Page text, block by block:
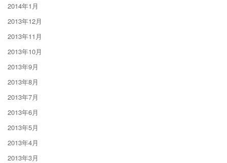
2014年1月
2013年12月
2013年11月
2013年10月
2013年9月
2013年8月
2013年7月
2013年6月
2013年5月
2013年4月
2013年3月